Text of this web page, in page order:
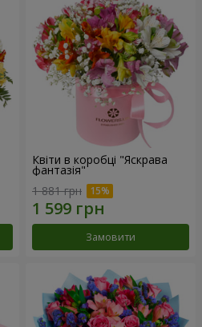
Квіти в коробці "Яскрава
фантазія"
1 881 грн
Замовити